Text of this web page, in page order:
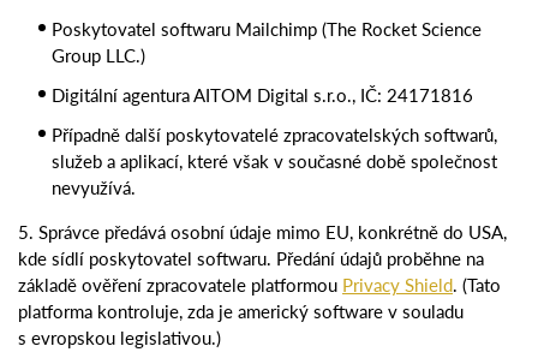
Poskytovatel softwaru Mailchimp (The Rocket Science
Group LLC.)
Digitální agentura AITOM Digital s.r.o., IČ: 24171816
Případně další poskytovatelé zpracovatelských softwarů,
služeb a aplikací, které však v současné době společnost
nevyužívá.
5. Správce předává osobní údaje mimo EU, konkrétně do USA,
kde sídlí poskytovatel softwaru. Předání údajů proběhne na
základě ověření zpracovatele platformou Privacy Shield. (Tato
platforma kontroluje, zda je americký software v souladu
s evropskou legislativou.)